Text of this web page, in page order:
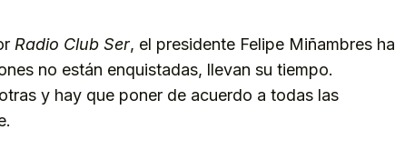
Radio Club Ser, el presidente Felipe Miñambres ha
no están enquistadas, llevan su tiempo.
y hay que poner de acuerdo a todas las